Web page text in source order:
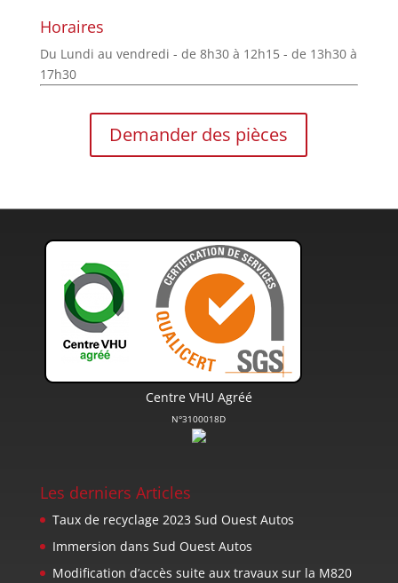
Horaires
Du Lundi au vendredi - de 8h30 à 12h15 - de 13h30 à
17h30
Demander des pièces
Centre VHU Agréé
N°3100018D
Les derniers Articles
Taux de recyclage 2023 Sud Ouest Autos
Immersion dans Sud Ouest Autos
Modification d’accès suite aux travaux sur la M820